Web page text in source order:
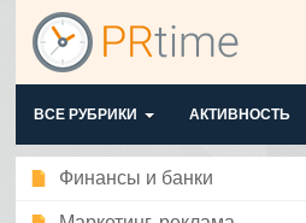
ВСЕ РУБРИКИ АКТИВНОСТЬ
Финансы и банки